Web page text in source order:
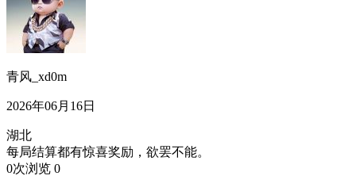
青风_xd0m
2026年06月16日
湖北
每局结算都有惊喜奖励，欲罢不能。
0次浏览 0